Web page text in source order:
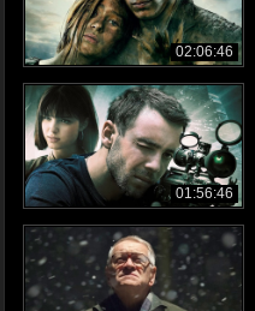
02:06:46
01:56:46